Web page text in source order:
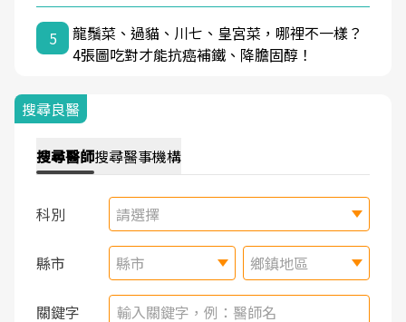
5
龍鬚菜、過貓、川七、皇宮菜，哪裡不一樣？
4張圖吃對才能抗癌補鐵、降膽固醇！
搜尋良醫
搜尋醫師搜尋醫事機構
科別 請選擇
縣市 縣市 鄉鎮地區
關鍵字